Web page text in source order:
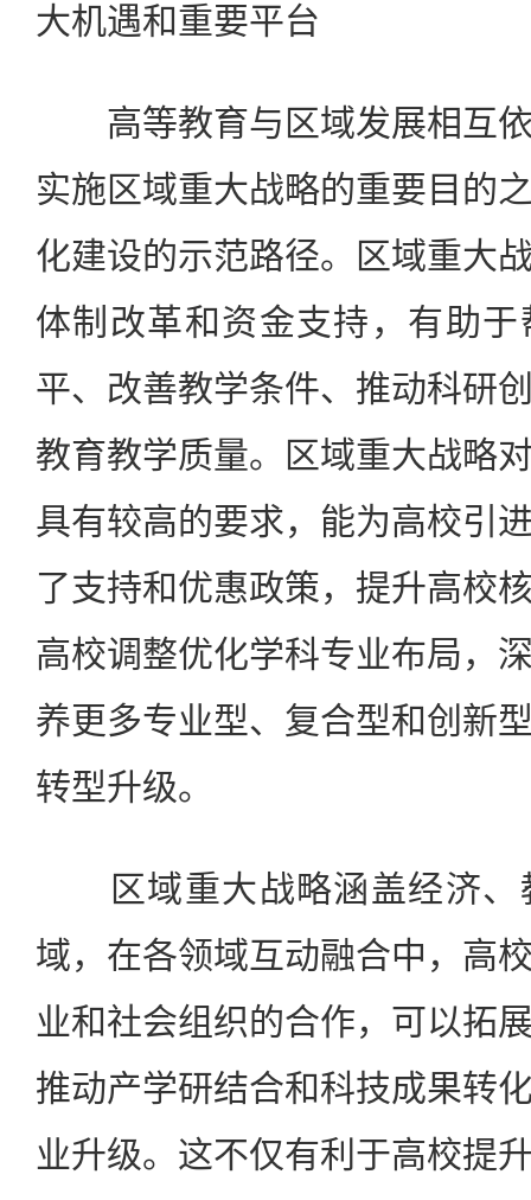
大机遇和重要平台
高等教育与区域发展相互依
实施区域重大战略的重要目的
化建设的示范路径。区域重大
体制改革和资金支持，有助
平、改善教学条件、推动科研
教育教学质量。区域重大战略
具有较高的要求，能为高校引
了支持和优惠政策，提升高校
高校调整优化学科专业布局，
养更多专业型、复合型和创新
转型升级。
区域重大战略涵盖经济、
域，在各领域互动融合中，高
业和社会组织的合作，可以拓
推动产学研结合和科技成果转
业升级。这不仅有利于高校提